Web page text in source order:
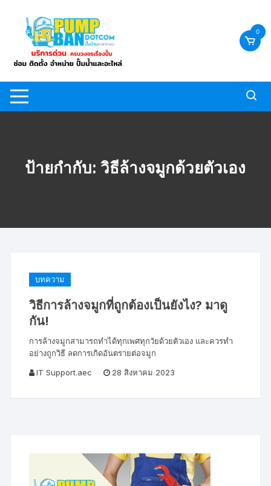
content
0
ป้ายกำกับ:วิธีล้างจมูกด้วยตัวเอง
บทความ
วิธีการล้างจมูกที่ถูกต้องเป็นยังไง? มาดู
กัน!
การล้างจมูกสามารถทำได้ทุกเพศทุกวัยด้วยตัวเอง และควรทำ
อย่างถูกวิธี ลดการเกิดอันตรายต่อจมูก
IT Support.aec
28 สิงหาคม 2023